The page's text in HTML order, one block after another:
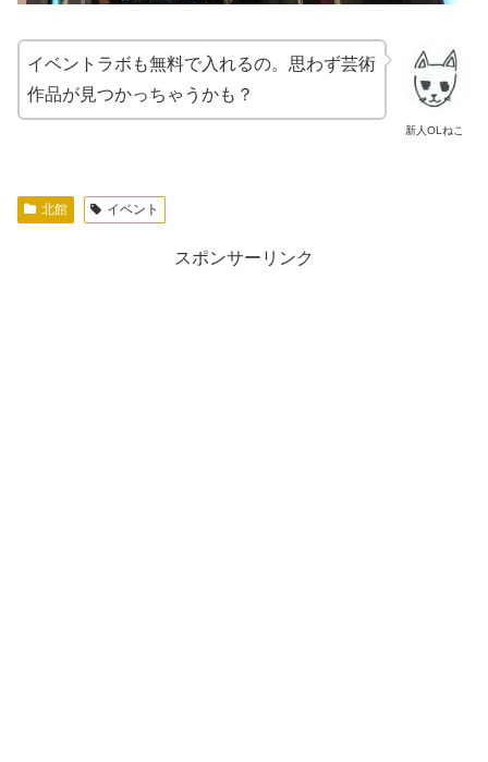
新人OLねこ
イベントラボも無料で入れるの。思わず芸術
作品が見つかっちゃうかも？
北館 イベント
スポンサーリンク